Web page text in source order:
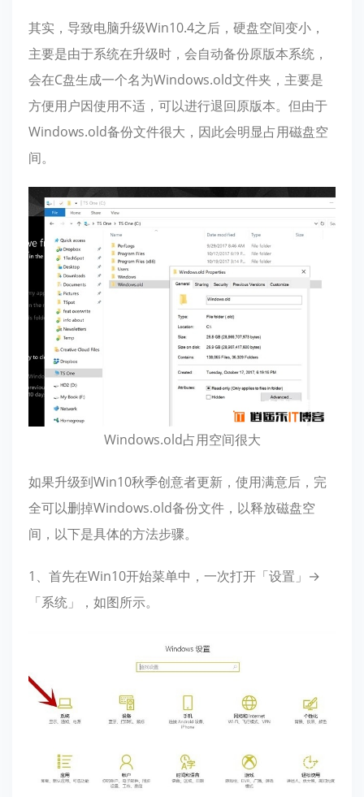
其实，导致电脑升级Win10.4之后，硬盘空间变小，
主要是由于系统在升级时，会自动备份原版本系统，
会在C盘生成一个名为Windows.old文件夹，主要是
方便用户因使用不适，可以进行退回原版本。但由于
Windows.old备份文件很大，因此会明显占用磁盘空
间。
Windows.old占用空间很大
如果升级到Win10秋季创意者更新，使用满意后，完
全可以删掉Windows.old备份文件，以释放磁盘空
间，以下是具体的方法步骤。
1、首先在Win10开始菜单中，一次打开「设置」→
「系统」，如图所示。